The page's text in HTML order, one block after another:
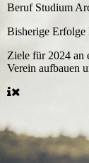
Beruf Studium
Bisherige Erfolge
Ziele für 2024 an
Verein aufbauen